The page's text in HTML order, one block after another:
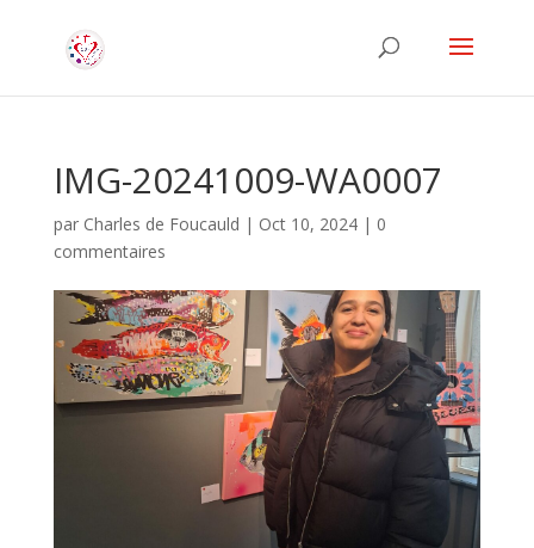
IMG-20241009-WA0007
par Charles de Foucauld | Oct 10, 2024| 0
commentaires